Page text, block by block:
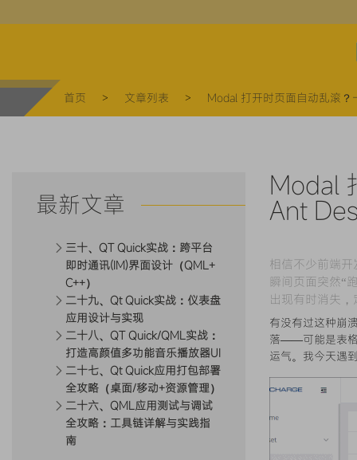
makerli
首页 > 文章列表 > Modal 打开时页面自动乱滚
最新文章
三十、QT Quick实战：跨平台
即时通讯(IM)界面设计（QML+
C++）
二十九、Qt Quick实战：仪表盘
应用设计与实现
二十八、QT Quick/QML实战：
打造高颜值多功能音乐播放器UI
二十七、Qt Quick应用打包部署
全攻略（桌面/移动+资源管理）
二十六、QML应用测试与调试
全攻略：工具链详解与实践指
南
Modal
Ant
相信不少前端
瞬间页面突然“
出现有时消失
有没有过这种崩
落——可能是表格
运气。我今天遇